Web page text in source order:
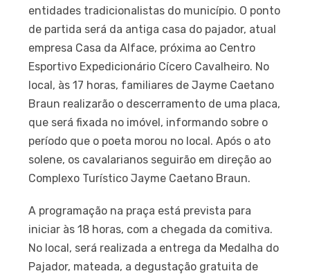
entidades tradicionalistas do município. O ponto
de partida será da antiga casa do pajador, atual
empresa Casa da Alface, próxima ao Centro
Esportivo Expedicionário Cícero Cavalheiro. No
local, às 17 horas, familiares de Jayme Caetano
Braun realizarão o descerramento de uma placa,
que será fixada no imóvel, informando sobre o
período que o poeta morou no local. Após o ato
solene, os cavalarianos seguirão em direção ao
Complexo Turístico Jayme Caetano Braun.
A programação na praça está prevista para
iniciar às 18 horas, com a chegada da comitiva.
No local, será realizada a entrega da Medalha do
Pajador, mateada, a degustação gratuita de